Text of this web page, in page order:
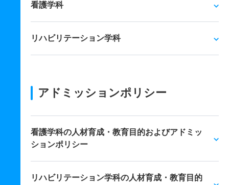
看護学科
リハビリテーション学科
アドミッションポリシー
看護学科の人材育成・教育目的およびアドミッ
ションポリシー
リハビリテーション学科の人材育成・教育目的